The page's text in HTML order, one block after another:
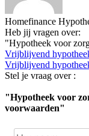
Homefinance
Heb jij vragen over:
"Hypotheek voor
Vrijblijvend
Vrijblijvend
Stel je vraag over :
"Hypotheek voor
voorwaarden"